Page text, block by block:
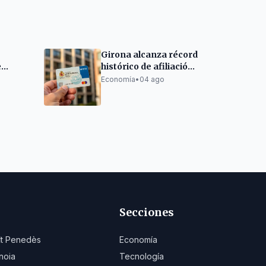
II
Girona alcanza récord
histórico de afiliación
a la Seguridad Social
Economía• 04 ago
Penedès
Secciones
Economía
Tecnología